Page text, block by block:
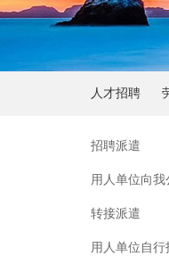
人才招聘
招聘派遣
用人单位向
转接派遣
用人单位自